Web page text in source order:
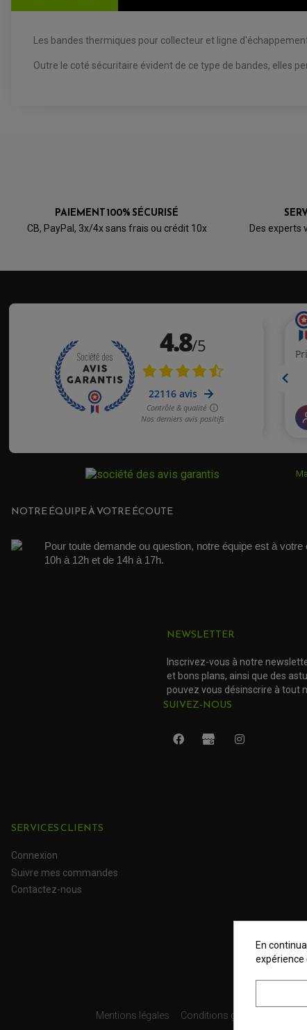
Les bandes thermiques pour collecteur et ligne
Outre le coté sécuritaire évident de ce type de bandes, elles
PAIEMENT 100% SÉCURISÉ
CB, PayPal, 3x/4x sans frais ou crédit 10x Des experts
NOTRE ÉQUIPE À VOTRE ÉCOUTE
Pour toute demande ou question, notre équipe est à
10h à 12h et de 14h à 17h.
NEWSLETTER
Inscrivez-vous à notre
et bons plans, ainsi que des
pouvez vous désinscrire à tout
SUIVEZ-NOUS
SERVICES CLIENTS
Connexion
Suivre mes commandes
Contactez-nous
Mentions légales Conditions générales
En
expérience